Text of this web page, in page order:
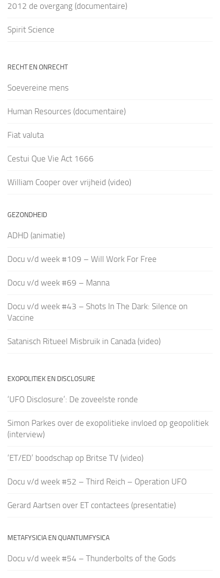
2012 de overgang (documentaire)
Spirit Science
RECHT EN ONRECHT
Soevereine mens
Human Resources (documentaire)
Fiat valuta
Cestui Que Vie Act 1666
William Cooper over vrijheid (video)
GEZONDHEID
ADHD (animatie)
Docu v/d week #109 – Will Work For Free
Docu v/d week #69 – Manna
Docu v/d week #43 – Shots In The Dark: Silence on
Vaccine
Satanisch Ritueel Misbruik in Canada (video)
EXOPOLITIEK EN DISCLOSURE
‘UFO Disclosure’: De zoveelste ronde
Simon Parkes over de exopolitieke invloed op geopolitiek
(interview)
‘ET/ED’ boodschap op Britse TV (video)
Docu v/d week #52 – Third Reich – Operation UFO
Gerard Aartsen over ET contactees (presentatie)
METAFYSICIA EN QUANTUMFYSICA
Docu v/d week #54 – Thunderbolts of the Gods